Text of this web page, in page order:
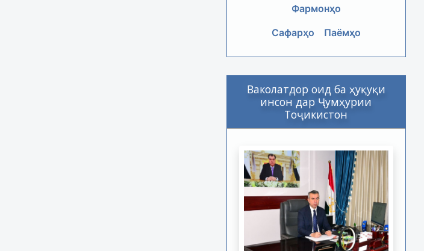
Фармонҳо
Сафарҳо
Паёмҳо
Ваколатдор оид ба ҳуқуқи
инсон дар Ҷумҳурии
Тоҷикистон